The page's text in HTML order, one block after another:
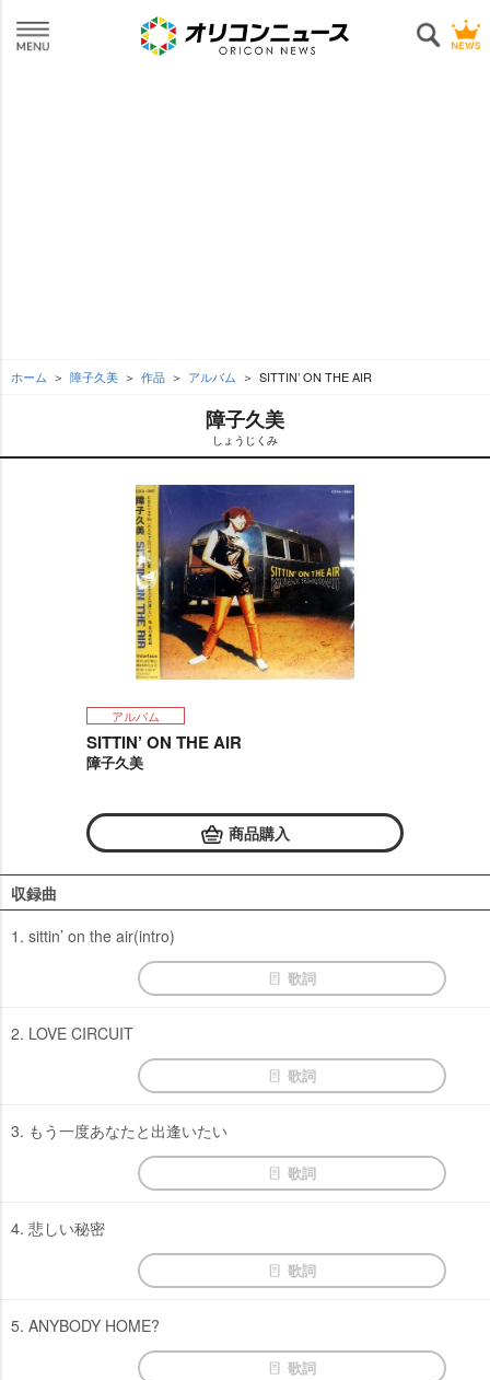
ホーム 障子久美 作品 アルバム SITTIN’ ON THE AIR
障子久美
しょうじくみ
アルバム
SITTIN’ ON THE AIR
障子久美
商品購入
収録曲
1. sittin’ on the air(intro)
歌詞
2. LOVE CIRCUIT
歌詞
3. もう一度あなたと出逢いたい
歌詞
4. 悲しい秘密
歌詞
5. ANYBODY HOME?
歌詞